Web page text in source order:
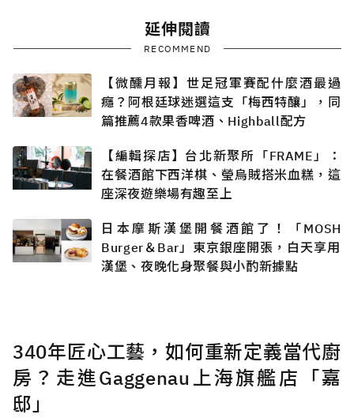
延伸閱讀
RECOMMEND
【微醺月報】世足冠軍賽配什麼酒最過
癮？阿根廷球迷選這支「梅西特釀」，同
篇推薦4款果香啤酒、Highball配方
【編輯探店】台北新聚所「FRAME」：
在餐酒館下西洋棋、瑩烏賊搭米血糕，這
座深夜遊樂場有趣至上
日本摩斯漢堡開餐酒館了！「MOSH
Burger＆Bar」東京銀座開張，白天享用
漢堡、夜晚化身聚餐與小酌新據點
340年匠心工藝，如何重新定義當代廚
房？走進Gaggenau上海旗艦店「嘉
邸」